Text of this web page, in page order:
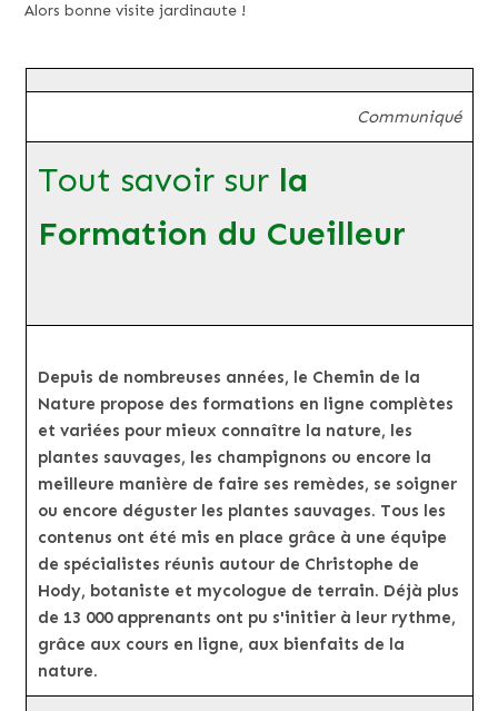
Alors bonne visite jardinaute !
Communiqué
Tout savoir sur la
Formation du Cueilleur
Depuis de nombreuses années, le Chemin de la
Nature propose des formations en ligne complètes
et variées pour mieux connaître la nature, les
plantes sauvages, les champignons ou encore la
meilleure manière de faire ses remèdes, se soigner
ou encore déguster les plantes sauvages. Tous les
contenus ont été mis en place grâce à une équipe
de spécialistes réunis autour de Christophe de
Hody, botaniste et mycologue de terrain. Déjà plus
de 13 000 apprenants ont pu s'initier à leur rythme,
grâce aux cours en ligne, aux bienfaits de la
nature.